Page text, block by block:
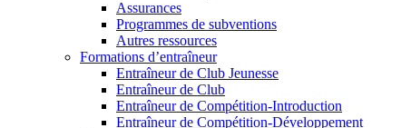
Assurances
Programmes de subventions
Autres ressources
Formations d’entraîneur
Entraîneur de Club Jeunesse
Entraîneur de Club
Entraîneur de Compétition-Introduction
Entraîneur de Compétition-Développement